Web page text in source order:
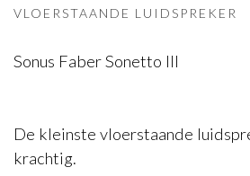
VLOERSTAANDE LUIDSPREKER
Sonus Faber Sonetto III
De kleinste vloerstaande
krachtig.